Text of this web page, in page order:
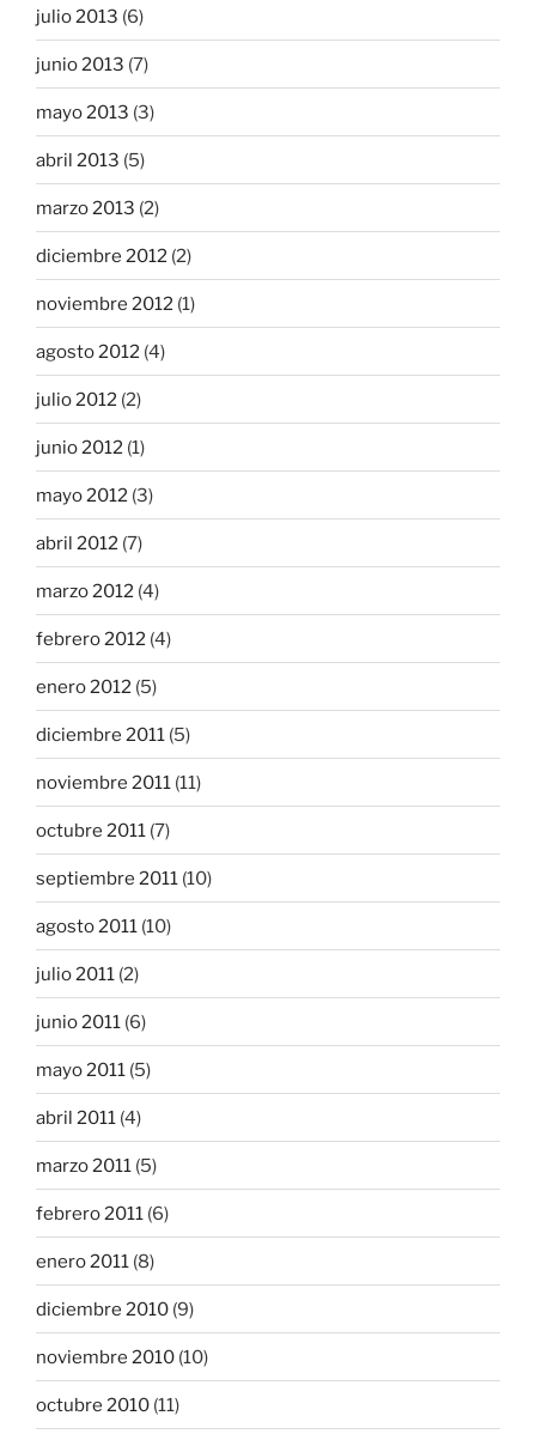
julio 2013 (6)
junio 2013 (7)
mayo 2013 (3)
abril 2013 (5)
marzo 2013 (2)
diciembre 2012 (2)
noviembre 2012 (1)
agosto 2012 (4)
julio 2012 (2)
junio 2012 (1)
mayo 2012 (3)
abril 2012 (7)
marzo 2012 (4)
febrero 2012 (4)
enero 2012 (5)
diciembre 2011 (5)
noviembre 2011 (11)
octubre 2011 (7)
septiembre 2011 (10)
agosto 2011 (10)
julio 2011 (2)
junio 2011 (6)
mayo 2011 (5)
abril 2011 (4)
marzo 2011 (5)
febrero 2011 (6)
enero 2011 (8)
diciembre 2010 (9)
noviembre 2010 (10)
octubre 2010 (11)